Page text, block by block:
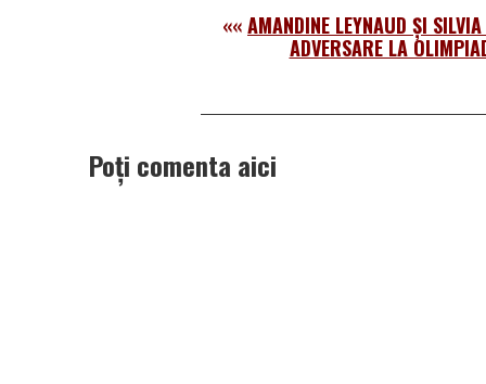
««AMANDINE LEYNAUD ŞI
ADVERSARE LA
Poți comenta aici